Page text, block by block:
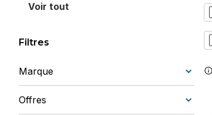
Voir tout
Filtres
Marque
Offres